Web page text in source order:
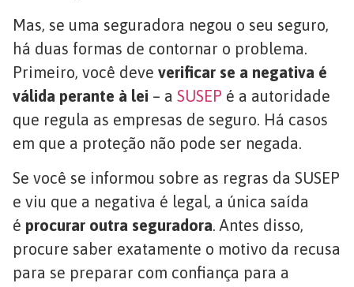
Mas, se uma seguradora negou o seu seguro,
há duas formas de contornar o problema.
Primeiro, você deve verificar se a negativa é
válida perante à lei – a SUSEP é a autoridade
que regula as empresas de seguro. Há casos
em que a proteção não pode ser negada.
Se você se informou sobre as regras da SUSEP
e viu que a negativa é legal, a única saída
é procurar outra seguradora. Antes disso,
procure saber exatamente o motivo da recusa
para se preparar com confiança para a